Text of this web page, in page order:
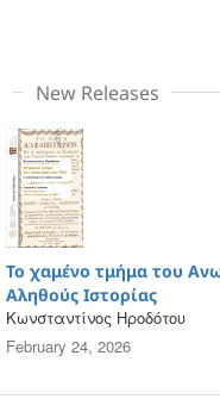
New Releases
Το χαμένο τμήμα του
Αληθούς Ιστορίας
Κωνσταντίνος Ηροδότου
February 24, 2026